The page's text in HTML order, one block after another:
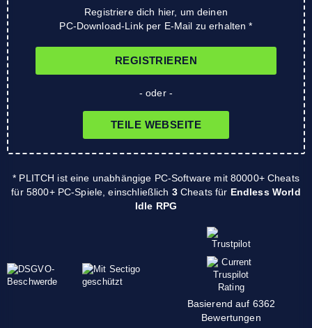
Registriere dich hier, um deinen
PC-Download-Link per E-Mail zu erhalten *
REGISTRIEREN
- oder -
TEILE WEBSEITE
* PLITCH ist eine unabhängige PC-Software mit 80000+ Cheats
für 5800+ PC-Spiele, einschließlich 3Cheats für Endless World
Idle RPG
Basierend auf 6362
Bewertungen